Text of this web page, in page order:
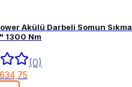
Akülü Darbeli Somun Sıkma
1300 Nm
(0)